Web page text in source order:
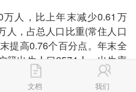
人，比上年末减少0.61万
人，占总人口比重(常住人口
提高0.76个百分点。年末全
籍出生人口2574人，出生率
6.7‰;自然增长率-1.2‰。
文档 我们